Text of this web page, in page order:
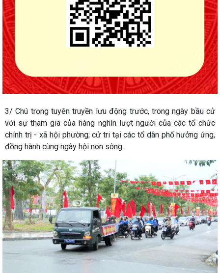
3/ Chú trọng tuyên truyền lưu động trước, trong ngày bầu cử
với sự tham gia của hàng nghìn lượt người của các tổ chức
chính trị - xã hội phường; cử tri tại các tổ dân phố hưởng ứng,
đồng hành cùng ngày hội non sông.